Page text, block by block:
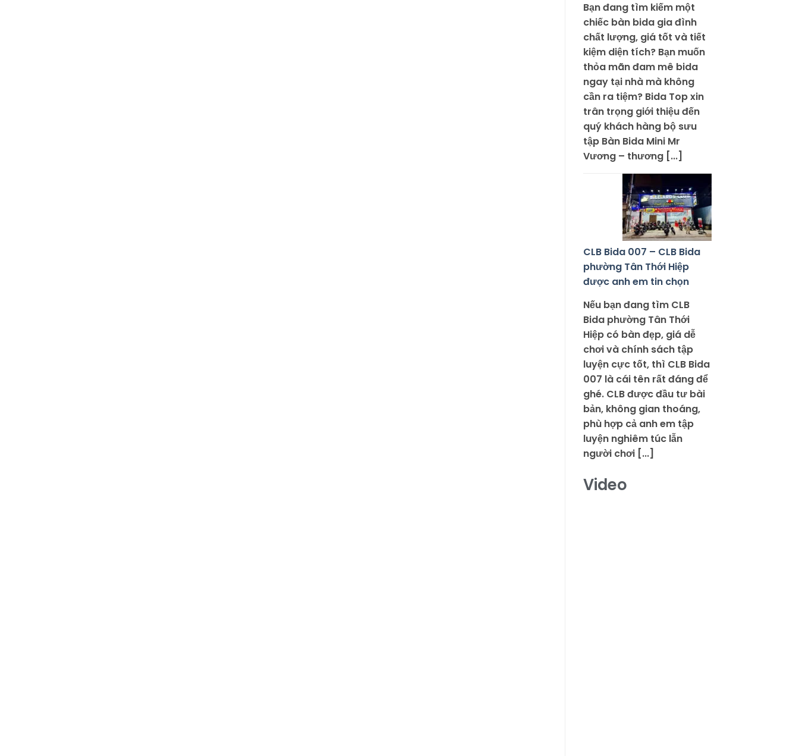
Bạn đang tìm kiếm một
chiếc bàn bida gia đình
chất lượng, giá tốt và tiết
kiệm diện tích? Bạn muốn
thỏa mãn đam mê bida
ngay tại nhà mà không
cần ra tiệm? Bida Top xin
trân trọng giới thiệu đến
quý khách hàng bộ sưu
tập Bàn Bida Mini Mr
Vương – thương [...]
CLB Bida 007 – CLB Bida
phường Tân Thới Hiệp
được anh em tin chọn
Nếu bạn đang tìm CLB
Bida phường Tân Thới
Hiệp có bàn đẹp, giá dễ
chơi và chính sách tập
luyện cực tốt, thì CLB Bida
007 là cái tên rất đáng để
ghé. CLB được đầu tư bài
bản, không gian thoáng,
phù hợp cả anh em tập
luyện nghiêm túc lẫn
người chơi [...]
Video